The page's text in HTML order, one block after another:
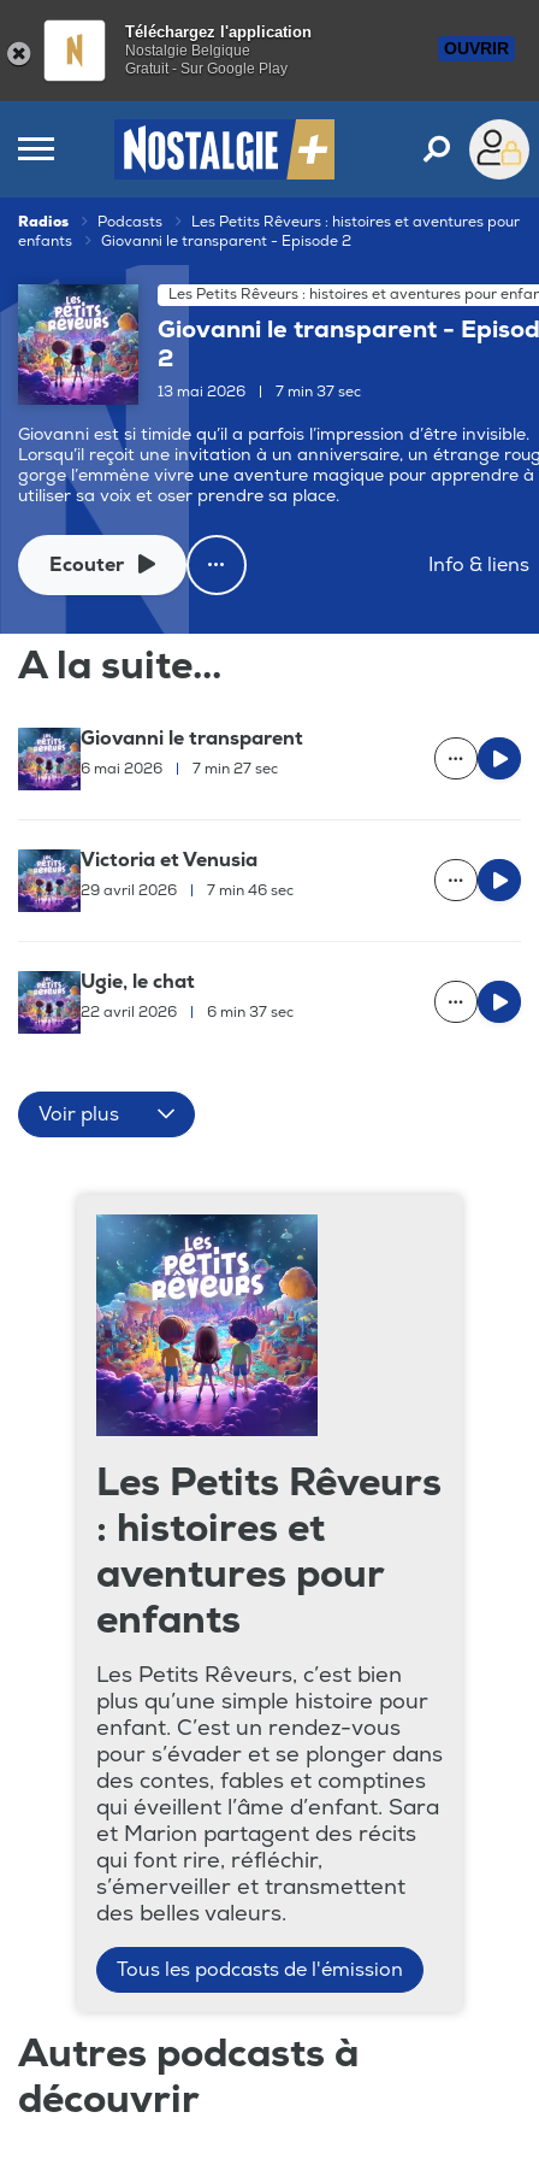
Téléchargez l'application
Nostalgie Belgique
Gratuit - Sur Google Play
OUVRIR
Radios Podcasts
Les Petits Rêveurs : histoires et aventures pour
enfants
Giovanni le transparent - Episode 2
Les Petits Rêveurs : histoires et aventures pour
Giovanni le transparent -
2
13 mai 2026 7 min 37 sec
Giovanni est si timide qu’il a parfois l’impression d’être invisible.
Lorsqu’il reçoit une invitation à un anniversaire, un étrange
gorge l’emmène vivre une aventure magique pour apprendre à
utiliser sa voix et oser prendre sa place.
Ecouter Info & liens
A la suite...
Giovanni le transparent
6 mai 2026 | 7 min 27 sec
Victoria et Venusia
29 avril 2026 | 7 min 46 sec
Ugie, le chat
22 avril 2026 | 6 min 37 sec
Voir plus
Les Petits Rêveurs
: histoires et
aventures pour
enfants
Les Petits Rêveurs, c’est bien
plus qu’une simple histoire pour
enfant. C’est un rendez-vous
pour s’évader et se plonger dans
des contes, fables et comptines
qui éveillent l’âme d’enfant. Sara
et Marion partagent des récits
qui font rire, réfléchir,
s’émerveiller et transmettent
des belles valeurs.
Tous les podcasts de l'émission
Autres podcasts à
découvrir